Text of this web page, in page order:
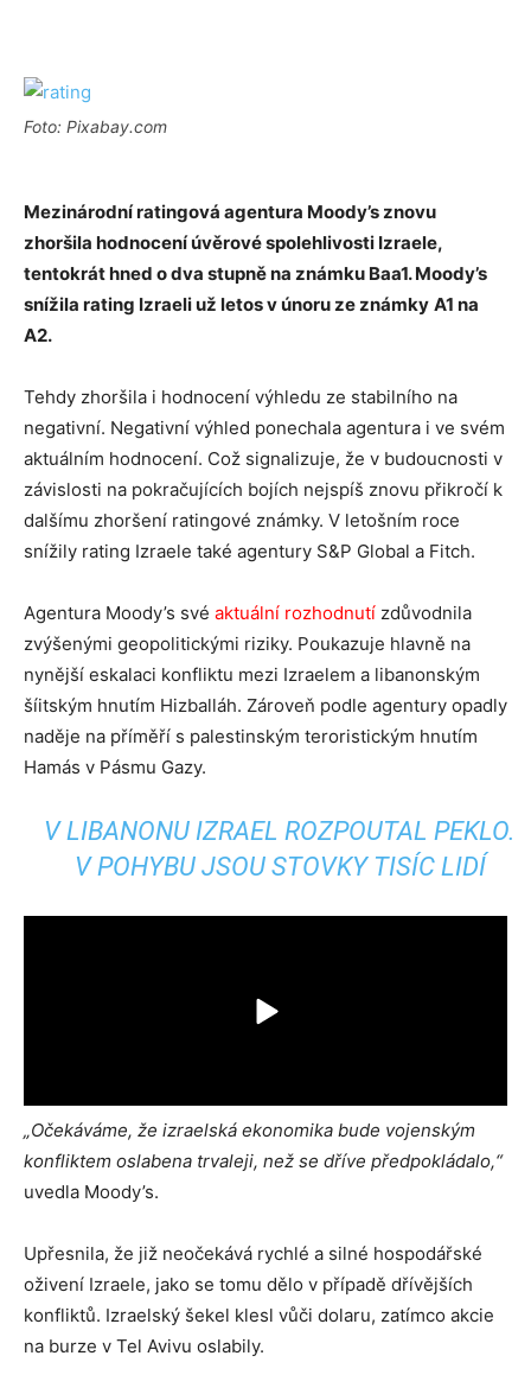
Foto: Pixabay.com
Mezinárodní ratingová agentura Moody’s znovu
zhoršila hodnocení úvěrové spolehlivosti Izraele,
tentokrát hned o dva stupně na známku Baa1. Moody’s
snížila rating Izraeli už letos v únoru ze známky A1 na
A2.
Tehdy zhoršila i hodnocení výhledu ze stabilního na
negativní. Negativní výhled ponechala agentura i ve svém
aktuálním hodnocení. Což signalizuje, že v budoucnosti v
závislosti na pokračujících bojích nejspíš znovu přikročí k
dalšímu zhoršení ratingové známky. V letošním roce
snížily rating Izraele také agentury S&P Global a Fitch.
Agentura Moody’s své aktuální rozhodnutí zdůvodnila
zvýšenými geopolitickými riziky. Poukazuje hlavně na
nynější eskalaci konfliktu mezi Izraelem a libanonským
šíitským hnutím Hizballáh. Zároveň podle agentury opadly
naděje na příměří s palestinským teroristickým hnutím
Hamás v Pásmu Gazy.
V LIBANONU IZRAEL ROZPOUTAL PEKLO.
V POHYBU JSOU STOVKY TISÍC LIDÍ
„Očekáváme, že izraelská ekonomika bude vojenským
konfliktem oslabena trvaleji, než se dříve předpokládalo,“
uvedla Moody’s.
Upřesnila, že již neočekává rychlé a silné hospodářské
oživení Izraele, jako se tomu dělo v případě dřívějších
konfliktů. Izraelský šekel klesl vůči dolaru, zatímco akcie
na burze v Tel Avivu oslabily.